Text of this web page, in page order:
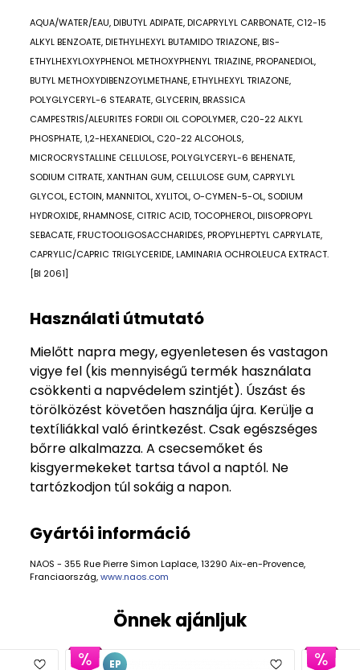
AQUA/WATER/EAU, DIBUTYL ADIPATE, DICAPRYLYL CARBONATE, C12-15
ALKYL BENZOATE, DIETHYLHEXYL BUTAMIDO TRIAZONE, BIS-
ETHYLHEXYLOXYPHENOL METHOXYPHENYL TRIAZINE, PROPANEDIOL,
BUTYL METHOXYDIBENZOYLMETHANE, ETHYLHEXYL TRIAZONE,
POLYGLYCERYL-6 STEARATE, GLYCERIN, BRASSICA
CAMPESTRIS/ALEURITES FORDII OIL COPOLYMER, C20-22 ALKYL
PHOSPHATE, 1,2-HEXANEDIOL, C20-22 ALCOHOLS,
MICROCRYSTALLINE CELLULOSE, POLYGLYCERYL-6 BEHENATE,
SODIUM CITRATE, XANTHAN GUM, CELLULOSE GUM, CAPRYLYL
GLYCOL, ECTOIN, MANNITOL, XYLITOL, O-CYMEN-5-OL, SODIUM
HYDROXIDE, RHAMNOSE, CITRIC ACID, TOCOPHEROL, DIISOPROPYL
SEBACATE, FRUCTOOLIGOSACCHARIDES, PROPYLHEPTYL CAPRYLATE,
CAPRYLIC/CAPRIC TRIGLYCERIDE, LAMINARIA OCHROLEUCA EXTRACT.
[BI 2061]
Használati útmutató
Mielőtt napra megy, egyenletesen és vastagon
vigye fel (kis mennyiségű termék használata
csökkenti a napvédelem szintjét). Úszást és
törölközést követően használja újra. Kerülje a
textíliákkal való érintkezést. Csak egészséges
bőrre alkalmazza. A csecsemőket és
kisgyermekeket tartsa távol a naptól. Ne
tartózkodjon túl sokáig a napon.
Gyártói információ
NAOS - 355 Rue Pierre Simon Laplace, 13290 Aix-en-Provence,
Franciaország,www.naos.com
Önnek ajánljuk
EP